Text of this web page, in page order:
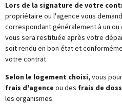
Lors de la signature de votre
propriétaire ou l'agence vous
correspondant généralement à un
vous sera restituée après votre
soit rendu en bon état et
votre contrat.
Selon le logement choisi,vous
frais d'agence ou des frais de
les organismes.